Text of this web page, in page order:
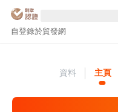
自登錄於貿發網
資料 主頁